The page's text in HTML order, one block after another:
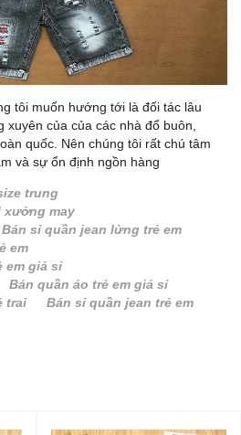
tôi muốn hướng tới là đối tác lâu
xuyên của của các nhà đổ buôn,
quốc. Nên chúng tôi rất chú tâm
và sự ổn định ngồn hàng
trung
xưởng may
Bán sỉ quần jean lửng trẻ em
em
em giá sỉ
Bán quần áo trẻ em giá sỉ
trai
Bán sỉ quần jean trẻ em